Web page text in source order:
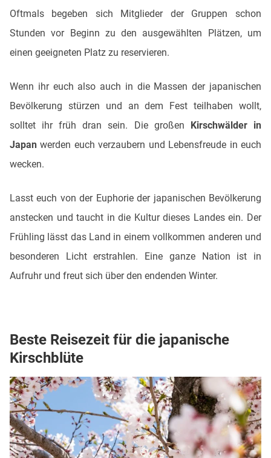
Oftmals begeben sich Mitglieder der Gruppen schon
Stunden vor Beginn zu den ausgewählten Plätzen, um
einen geeigneten Platz zu reservieren.
Wenn ihr euch also auch in die Massen der japanischen
Bevölkerung stürzen und an dem Fest teilhaben wollt,
solltet ihr früh dran sein. Die großen Kirschwälder in
Japan werden euch verzaubern und Lebensfreude in euch
wecken.
Lasst euch von der Euphorie der japanischen Bevölkerung
anstecken und taucht in die Kultur dieses Landes ein. Der
Frühling lässt das Land in einem vollkommen anderen und
besonderen Licht erstrahlen. Eine ganze Nation ist in
Aufruhr und freut sich über den endenden Winter.
Beste Reisezeit für die japanische
Kirschblüte